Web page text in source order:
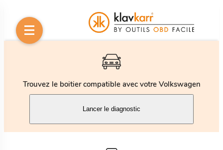
Trouvez le boitier compatible avec votre Volkswagen
Lancer le diagnostic